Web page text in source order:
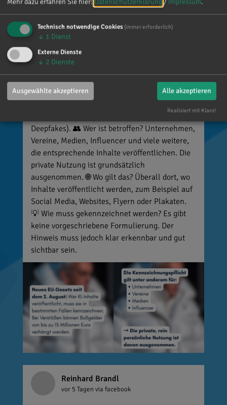
sofort gelten neue Vorschriften für die
Wichtig zu wissen: Wer
veröffentlicht und diese nicht entsprechend
Millionen Euro. 📌 Was muss gekennzeichnet
werden? Unter anderem KI-generierte oder KI-
Deepfakes). 👥 Wer ist betroffen? Unternehmen,
Vereine, Medien, Influencer und viele weitere,
die entsprechende Inhalte veröffentlichen. Die
private Nutzung ist grundsätzlich
ausgenommen. 🌐 Wo gilt das? Überall dort, wo
Inhalte veröffentlicht werden, zum Beispiel auf
Social Media, Websites, Flyern oder Plakaten.
💡 Wie muss gekennzeichnet werden? Es gibt
keine vorgeschriebene Formulierung. Der
Hinweis muss jedoch klar erkennbar und gut
sichtbar sein.
Reinhard Brandl
vor 5 Tagen via facebook
Mehr dazu erfahren Sie hier: Datenschutzerklärung / Impressum.
Technisch notwendige Cookies (immer erforderlich)
↓ 1 Dienst
Externe Dienste
↓ 2 Dienste
Ausgewählte akzeptieren Alle akzeptieren
Realisiert mit Klaro!